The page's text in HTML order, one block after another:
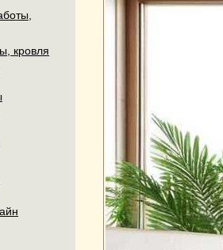
кровля